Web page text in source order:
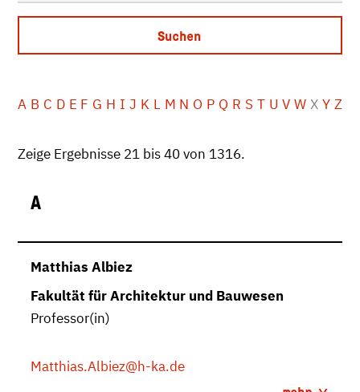
A B C D E F G H I J K L M N O P Q R S T U V W X Y Z
Zeige Ergebnisse 21 bis 40 von 1316.
A
Matthias Albiez
Fakultät für Architektur und Bauwesen
Professor(in)
Matthias.Albiez@h-ka.de